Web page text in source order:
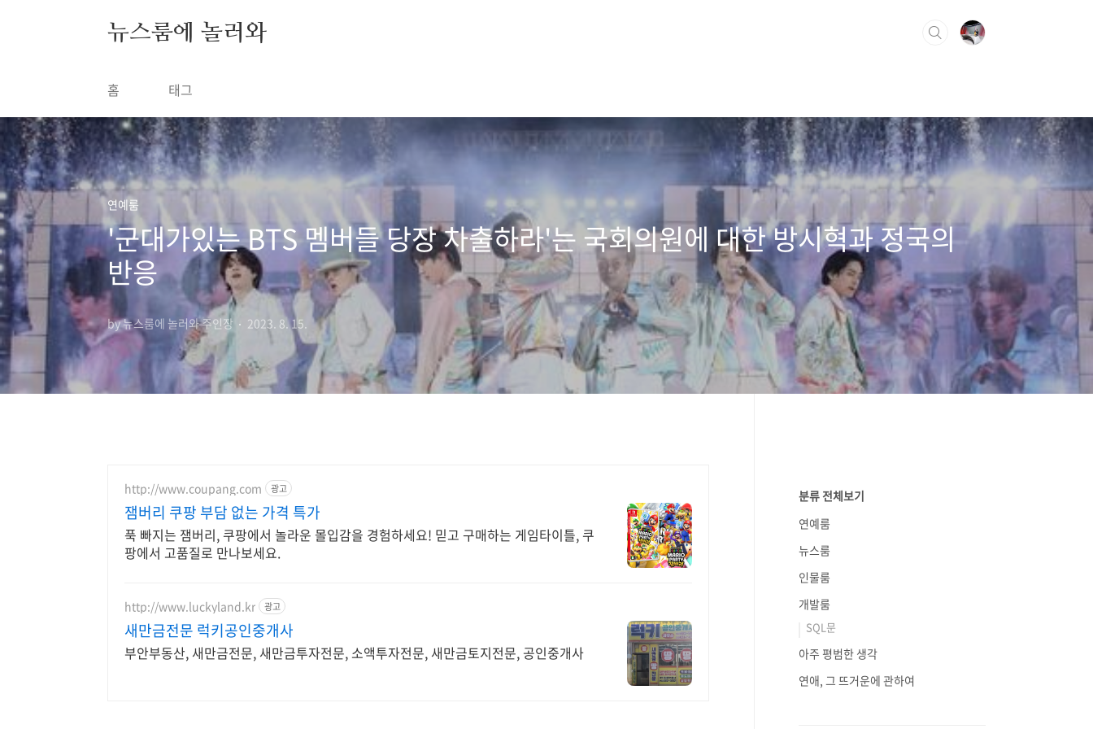
뉴스룸에 놀러와
홈 태그
연예룸
'군대가있는 BTS 멤버들 당장 차출하라'는 국회의원에 대한 방시혁과 정국의
반응
by 뉴스룸에 놀러와 주인장 2023. 8. 15.
http://www.coupang.com 광고
잼버리 쿠팡 부담 없는 가격 특가
푹 빠지는 잼버리, 쿠팡에서 놀라운 몰입감을 경험하세요! 믿고 구매하는 게임타이틀, 쿠
팡에서 고품질로 만나보세요.
http://www.luckyland.kr 광고
새만금전문 럭키공인중개사
부안부동산, 새만금전문, 새만금투자전문, 소액투자전문, 새만금토지전문, 공인중개사
분류 전체보기
연예룸
뉴스룸
인물룸
개발룸
SQL문
아주 평범한 생각
연애, 그 뜨거운에 관하여